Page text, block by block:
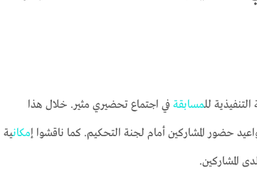
للمسابقة في اجتماع تحضيري مثير. خلال هذا
حضور المشاركين أمام لجنة التحكيم. كما ناقشوا إمكانية
المشاركين.